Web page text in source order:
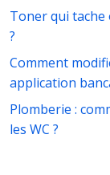
Toner qui
?
Comment
application
Plomberie :
les WC ?